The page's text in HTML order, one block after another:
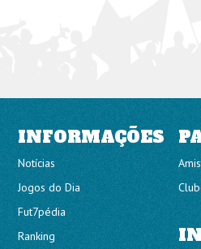
INFORMAÇÕES
Notícias
Jogos do Dia
Fut7pédia
Ranking